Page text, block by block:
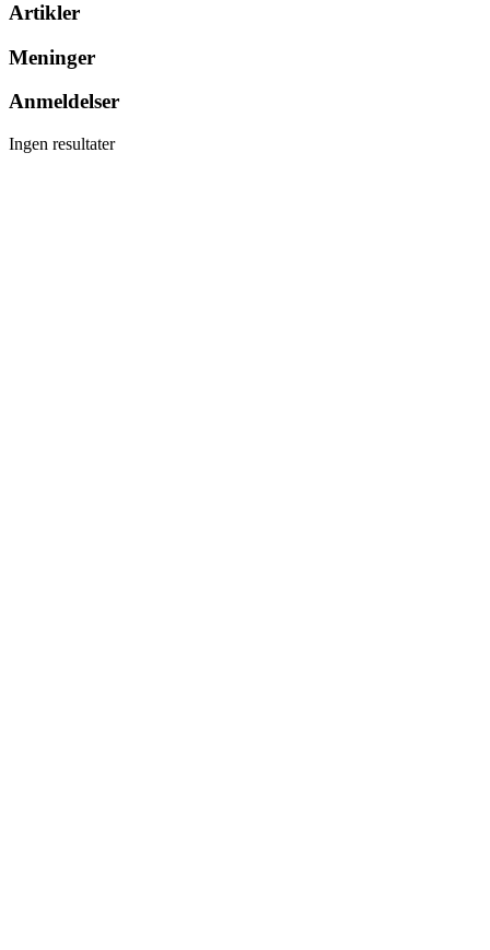
Artikler
Meninger
Anmeldelser
Ingen resultater